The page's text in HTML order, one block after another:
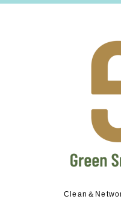
Clean＆